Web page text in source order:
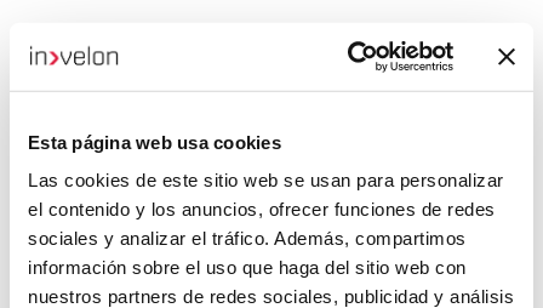
Esta página web usa cookies
Las cookies de este sitio web se usan para personalizar
el contenido y los anuncios, ofrecer funciones de redes
sociales y analizar el tráfico. Además, compartimos
información sobre el uso que haga del sitio web con
nuestros partners de redes sociales, publicidad y análisis